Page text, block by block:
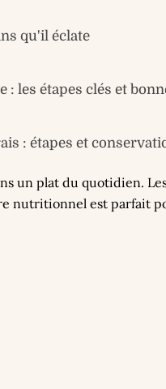
qu'il éclate
les étapes clés et
: étapes et
un plat du quotidien.
nutritionnel est parfait